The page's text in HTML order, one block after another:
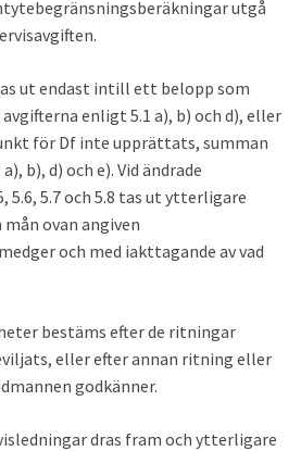
utgå
ut endast intill ett belopp som
enligt 5.1 a), b) och d), eller
för Df inte upprättats, summan
b), d) och e). Vid ändrade
5.6, 5.7 och 5.8 tas ut ytterligare
ovan angiven
och med iakttagande av vad
bestäms efter de ritningar
eller efter annan ritning eller
godkänner.
dras fram och ytterligare